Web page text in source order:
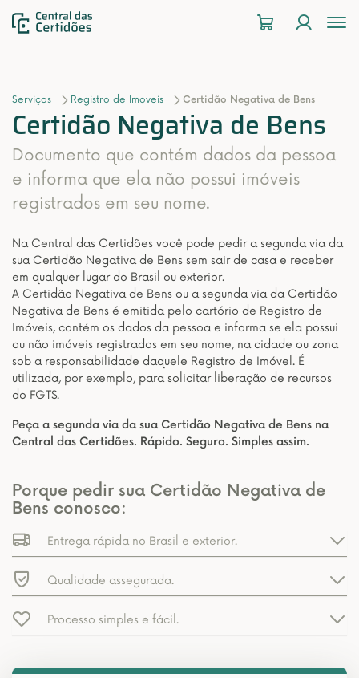
Serviços Registro de Imoveis Certidão Negativa de Bens
Certidão Negativa de Bens
Documento que contém dados da pessoa
e informa que ela não possui imóveis
registrados em seu nome.
Na Central das Certidões você pode pedir a segunda via da
sua Certidão Negativa de Bens sem sair de casa e receber
em qualquer lugar do Brasil ou exterior.
A Certidão Negativa de Bens ou a segunda via da Certidão
Negativa de Bens é emitida pelo cartório de Registro de
Imóveis, contém os dados da pessoa e informa se ela possui
ou não imóveis registrados em seu nome, na cidade ou zona
sob a responsabilidade daquele Registro de Imóvel. É
utilizada, por exemplo, para solicitar liberação de recursos
do FGTS.
Peça a segunda via da sua Certidão Negativa de Bens na
Central das Certidões. Rápido. Seguro. Simples assim.
Porque pedir sua Certidão Negativa de
Bens conosco:
Entrega rápida no Brasil e exterior.
Qualidade assegurada.
Processo simples e fácil.